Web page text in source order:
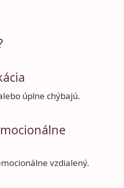
úplne chýbajú.
vzdialený.